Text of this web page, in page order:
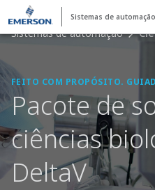
Sistemas de automação
Sistemas de automação
FEITO COM PROPÓSITO.
Pacote de
ciências
DeltaV